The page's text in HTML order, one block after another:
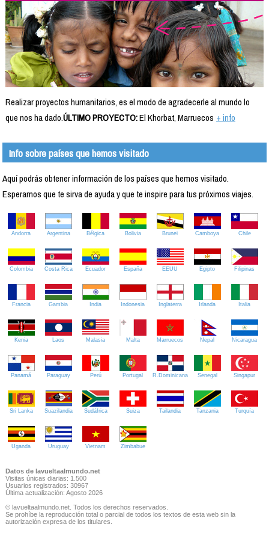
Realizar proyectos humanitarios, es el modo de agradecerle al mundo lo
que nos ha dado.ÚLTIMO PROYECTO:El Khorbat, Marruecos + info
Info sobre países que hemos visitado
Aquí podrás obtener información de los países que hemos visitado.
Esperamos que te sirva de ayuda y que te inspire para tus próximos viajes.
Andorra Argentina Bélgica Bolivia Brunei Camboya Chile
Colombia Costa Rica Ecuador España EEUU Egipto Filipinas
Francia Gambia India Indonesia Inglaterra Irlanda Italia
Kenia Laos Malasia Malta Marruecos Nepal Nicaragua
Panamá Paraguay Perú Portugal R.Dominicana Senegal Singapur
Sri Lanka Suazilandia Sudáfrica Suiza Tailandia Tanzania Turquía
Uganda Uruguay Vietnam Zimbabue
Datos de lavueltaalmundo.net
Visitas únicas diarias: 1.500
Usuarios registrados: 30967
Última actualización: Agosto 2026
© lavueltaalmundo.net. Todos los derechos reservados.
Se prohíbe la reproducción total o parcial de todos los textos de esta web sin la
autorización expresa de los titulares.